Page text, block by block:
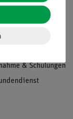
Service
& Showroom
&
& Schulungen